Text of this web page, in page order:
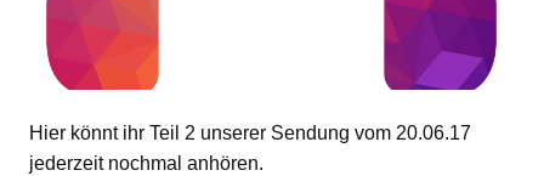
Hier könnt ihr Teil 2 unserer Sendung vom 20.06.17
jederzeit nochmal anhören.